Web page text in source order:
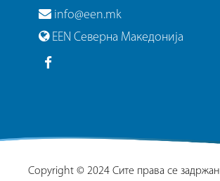
info@een.mk
EEN Северна Македонија
Copyright © 2024 Сите права се